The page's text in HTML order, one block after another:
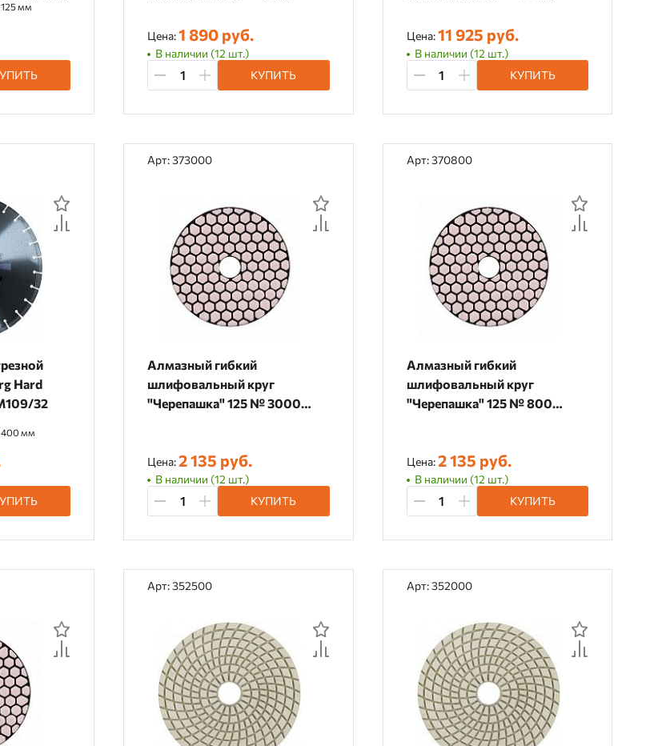
125 мм
Цена:1 890 руб.
В наличии (12 шт.)
КУПИТЬ
Цена:11 925 руб.
В наличии (12 шт.)
КУПИТЬ
Hard
32
400 мм
Арт: 373000
Алмазный гибкий
шлифовальный круг
"Черепашка" 125 № 3000
Цена:2 135 руб.
В наличии (12 шт.)
КУПИТЬ
Арт: 370800
Алмазный гибкий
шлифовальный круг
"Черепашка" 125 № 800
Цена:2 135 руб.
В наличии (12 шт.)
КУПИТЬ
Арт: 352500 Арт: 352000